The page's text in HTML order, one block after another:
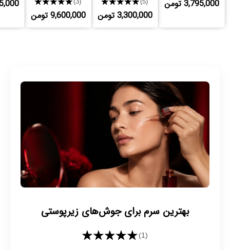
3,795,000 تومن
3,300,000 تومن 9,600,000 تومن
بهترین سرم برای جوش‌های زیرپوستی
★★★★★(1)